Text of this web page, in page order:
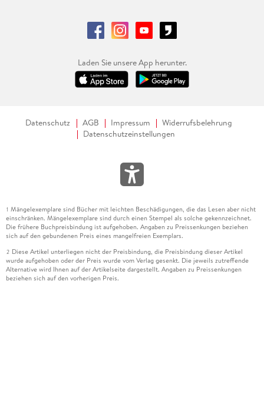
Laden Sie unsere App herunter.
Datenschutz AGB Impressum
Widerrufsbelehrung
Datenschutzeinstellungen
1 Mängelexemplare sind Bücher mit leichten Beschädigungen, die das Lesen aber nicht
einschränken. Mängelexemplare sind durch einen Stempel als solche gekennzeichnet.
Die frühere Buchpreisbindung ist aufgehoben. Angaben zu Preissenkungen beziehen
sich auf den gebundenen Preis eines mangelfreien Exemplars.
2 Diese Artikel unterliegen nicht der Preisbindung, die Preisbindung dieser Artikel
wurde aufgehoben oder der Preis wurde vom Verlag gesenkt. Die jeweils zutreffende
Alternative wird Ihnen auf der Artikelseite dargestellt. Angaben zu Preissenkungen
beziehen sich auf den vorherigen Preis.